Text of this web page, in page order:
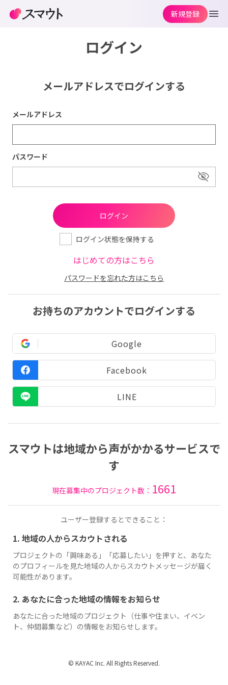
ログイン
メールアドレスでログインする
メールアドレス
パスワード
ログイン状態を保持する
はじめての方はこちら
パスワードを忘れた方はこちら
お持ちのアカウントでログインする
Google
Facebook
LINE
スマウトは地域から声がかかるサービスで
す
現在募集中のプロジェクト数： 1661
ユーザー登録するとできること：
1. 地域の人からスカウトされる
プロジェクトの「興味ある」「応募したい」を押すと、あなた
のプロフィールを見た地域の人からスカウトメッセージが届く
可能性があります。
2. あなたに合った地域の情報をお知らせ
あなたに合った地域のプロジェクト（仕事や住まい、イベン
ト、仲間募集など）の情報をお知らせします。
新規登録
© KAYAC Inc. All Rights Reserved.